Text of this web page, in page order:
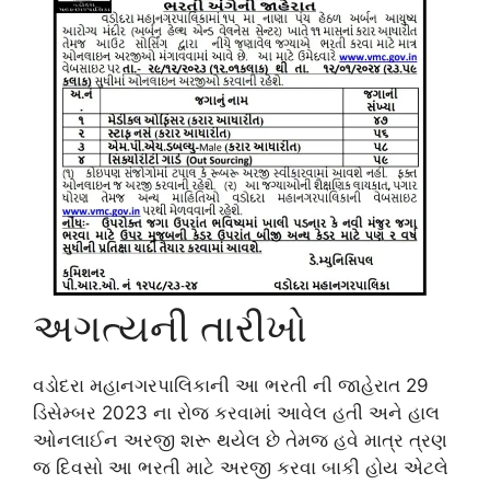
અગત્યની તારીખો
વડોદરા મહાનગરપાલિકાની આ ભરતી ની જાહેરાત 29
ડિસેમ્બર 2023 ના રોજ કરવામાં આવેલ હતી અને હાલ
ઓનલાઈન અરજી શરૂ થયેલ છે તેમજ હવે માત્ર ત્રણ
જ દિવસો આ ભરતી માટે અરજી કરવા બાકી હોય એટલે